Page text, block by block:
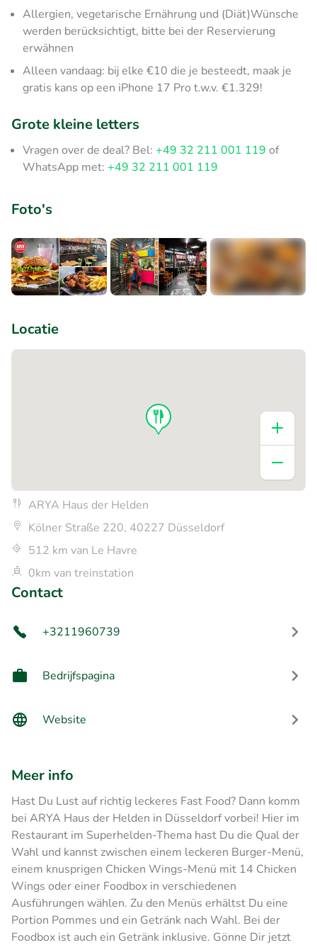
Allergien, vegetarische Ernährung und (Diät)Wünsche
werden berücksichtigt, bitte bei der Reservierung
erwähnen
Alleen vandaag: bij elke €10 die je besteedt, maak je
gratis kans op een iPhone 17 Pro t.w.v. €1.329!
Grote kleine letters
Vragen over de deal? Bel: +49 32 211 001 119 of
WhatsApp met: +49 32 211 001 119
Foto's
Locatie
ARYA Haus der Helden
Kölner Straße 220, 40227 Düsseldorf
512 km van Le Havre
0km van treinstation
Contact
+3211960739
Bedrijfspagina
Website
Meer info
Hast Du Lust auf richtig leckeres Fast Food? Dann komm
bei ARYA Haus der Helden in Düsseldorf vorbei! Hier im
Restaurant im Superhelden-Thema hast Du die Qual der
Wahl und kannst zwischen einem leckeren Burger-Menü,
einem knusprigen Chicken Wings-Menü mit 14 Chicken
Wings oder einer Foodbox in verschiedenen
Ausführungen wählen. Zu den Menüs erhältst Du eine
Portion Pommes und ein Getränk nach Wahl. Bei der
Foodbox ist auch ein Getränk inklusive. Gönne Dir jetzt